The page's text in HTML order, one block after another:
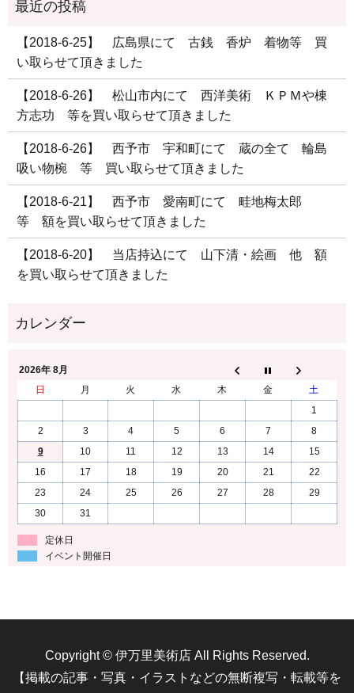
【2018-6-25】 広島県にて 古銭 香炉 着物等 買
い取らせて頂きました
【2018-6-26】 松山市内にて 西洋美術 ＫＰＭや棟
方志功 等を買い取らせて頂きました
【2018-6-26】 西予市 宇和町にて 蔵の全て 輪島
吸い物椀 等 買い取らせて頂きました
【2018-6-21】 西予市 愛南町にて 畦地梅太郎
等 額を買い取らせて頂きました
【2018-6-20】 当店持込にて 山下清・絵画 他 額
を買い取らせて頂きました
2026年 8月
日
月 火 水 木 金
土
1
2
3 4 5 6 7
8
9
10 11 12 13 14
15
16
17 18 19 20 21
22
23
24 25 26 27 28
29
30
31
定休日
イベント開催日
Copyright © 伊万里美術店 All Rights Reserved.
【掲載の記事・写真・イラストなどの無断複写・転載等を